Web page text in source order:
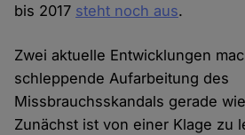
bis 2017 steht noch aus.
Zwei aktuelle Entwicklungen
schleppende Aufarbeitung des
Missbrauchsskandals gerade
Zunächst ist von einer Klage zu